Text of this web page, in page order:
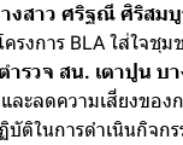
งสาว ศริฐณี ศิริสม
รงการ BLA ใส่ใจชุม
ำรวจ สน. เตาปูน บ
ละลดความเสี่ยงของ
ในการดำเนินกิจกร